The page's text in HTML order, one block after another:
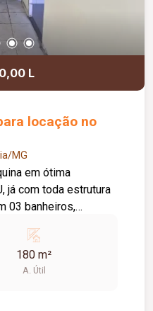
L
locação no
MG
em ótima
já com toda estrutura
03 banheiros,
180 m²
A. Útil